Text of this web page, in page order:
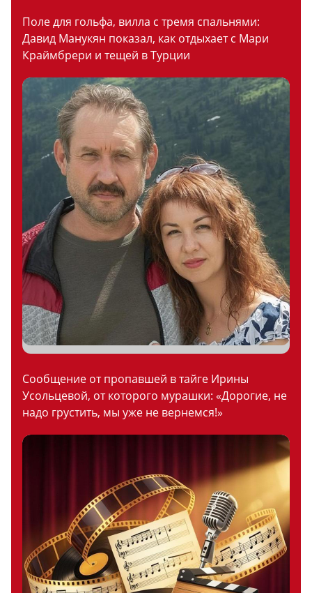
Поле для гольфа, вилла с тремя спальнями:
Давид Манукян показал, как отдыхает с Мари
Краймбрери и тещей в Турции
Сообщение от пропавшей в тайге Ирины
Усольцевой, от которого мурашки: «Дорогие, не
надо грустить, мы уже не вернемся!»